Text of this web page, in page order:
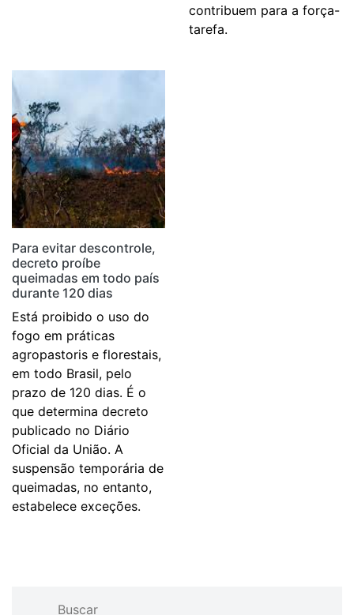
contribuem para a força-
tarefa.
Para evitar descontrole,
decreto proíbe
queimadas em todo país
durante 120 dias
Está proibido o uso do
fogo em práticas
agropastoris e florestais,
em todo Brasil, pelo
prazo de 120 dias. É o
que determina decreto
publicado no Diário
Oficial da União. A
suspensão temporária de
queimadas, no entanto,
estabelece exceções.